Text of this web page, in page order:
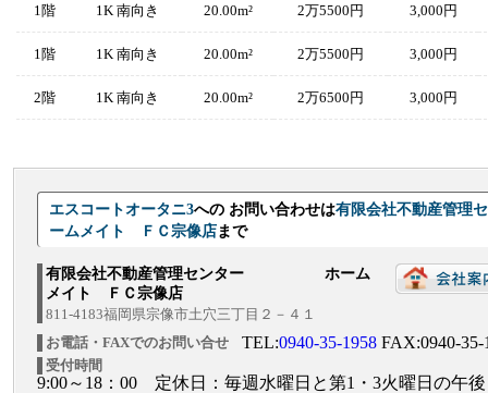
1階 1K 南向き 20.00m² 2万5500円 3,000円
1階 1K 南向き 20.00m² 2万5500円 3,000円
2階 1K 南向き 20.00m² 2万6500円 3,000円
エスコートオータニ3への お問い合わせは有限会社不動産
ームメイト ＦＣ宗像店まで
有限会社不動産管理センター ホーム
メイト ＦＣ宗像店
811-4183福岡県宗像市土穴三丁目２－４１
お電話・FAXでのお問い合せ
TEL:0940-35-1958 FAX:0940-35-
受付時間
9:00～18：00 定休日：毎週水曜日と第1・3火曜日の午後